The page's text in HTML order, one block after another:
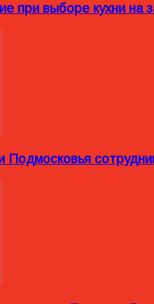
при выборе кухни на
Подмосковья